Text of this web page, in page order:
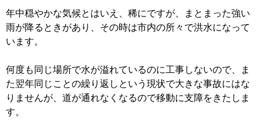
年中穏やかな気候とはいえ、稀にですが、まとまった強い
雨が降るときがあり、その時は市内の所々で洪水になって
います。
何度も同じ場所で水が溢れているのに工事しないので、ま
た翌年同じことの繰り返しという現状で大きな事故にはな
りませんが、道が通れなくなるので移動に支障をきたしま
す。